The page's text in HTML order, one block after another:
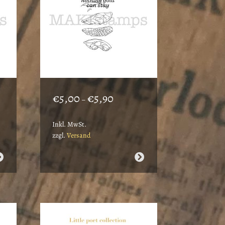
€5,00 –€5,90 Preisspanne:
Inkl. MwSt.
zzgl. Versand
weist
mehrere
Varianten